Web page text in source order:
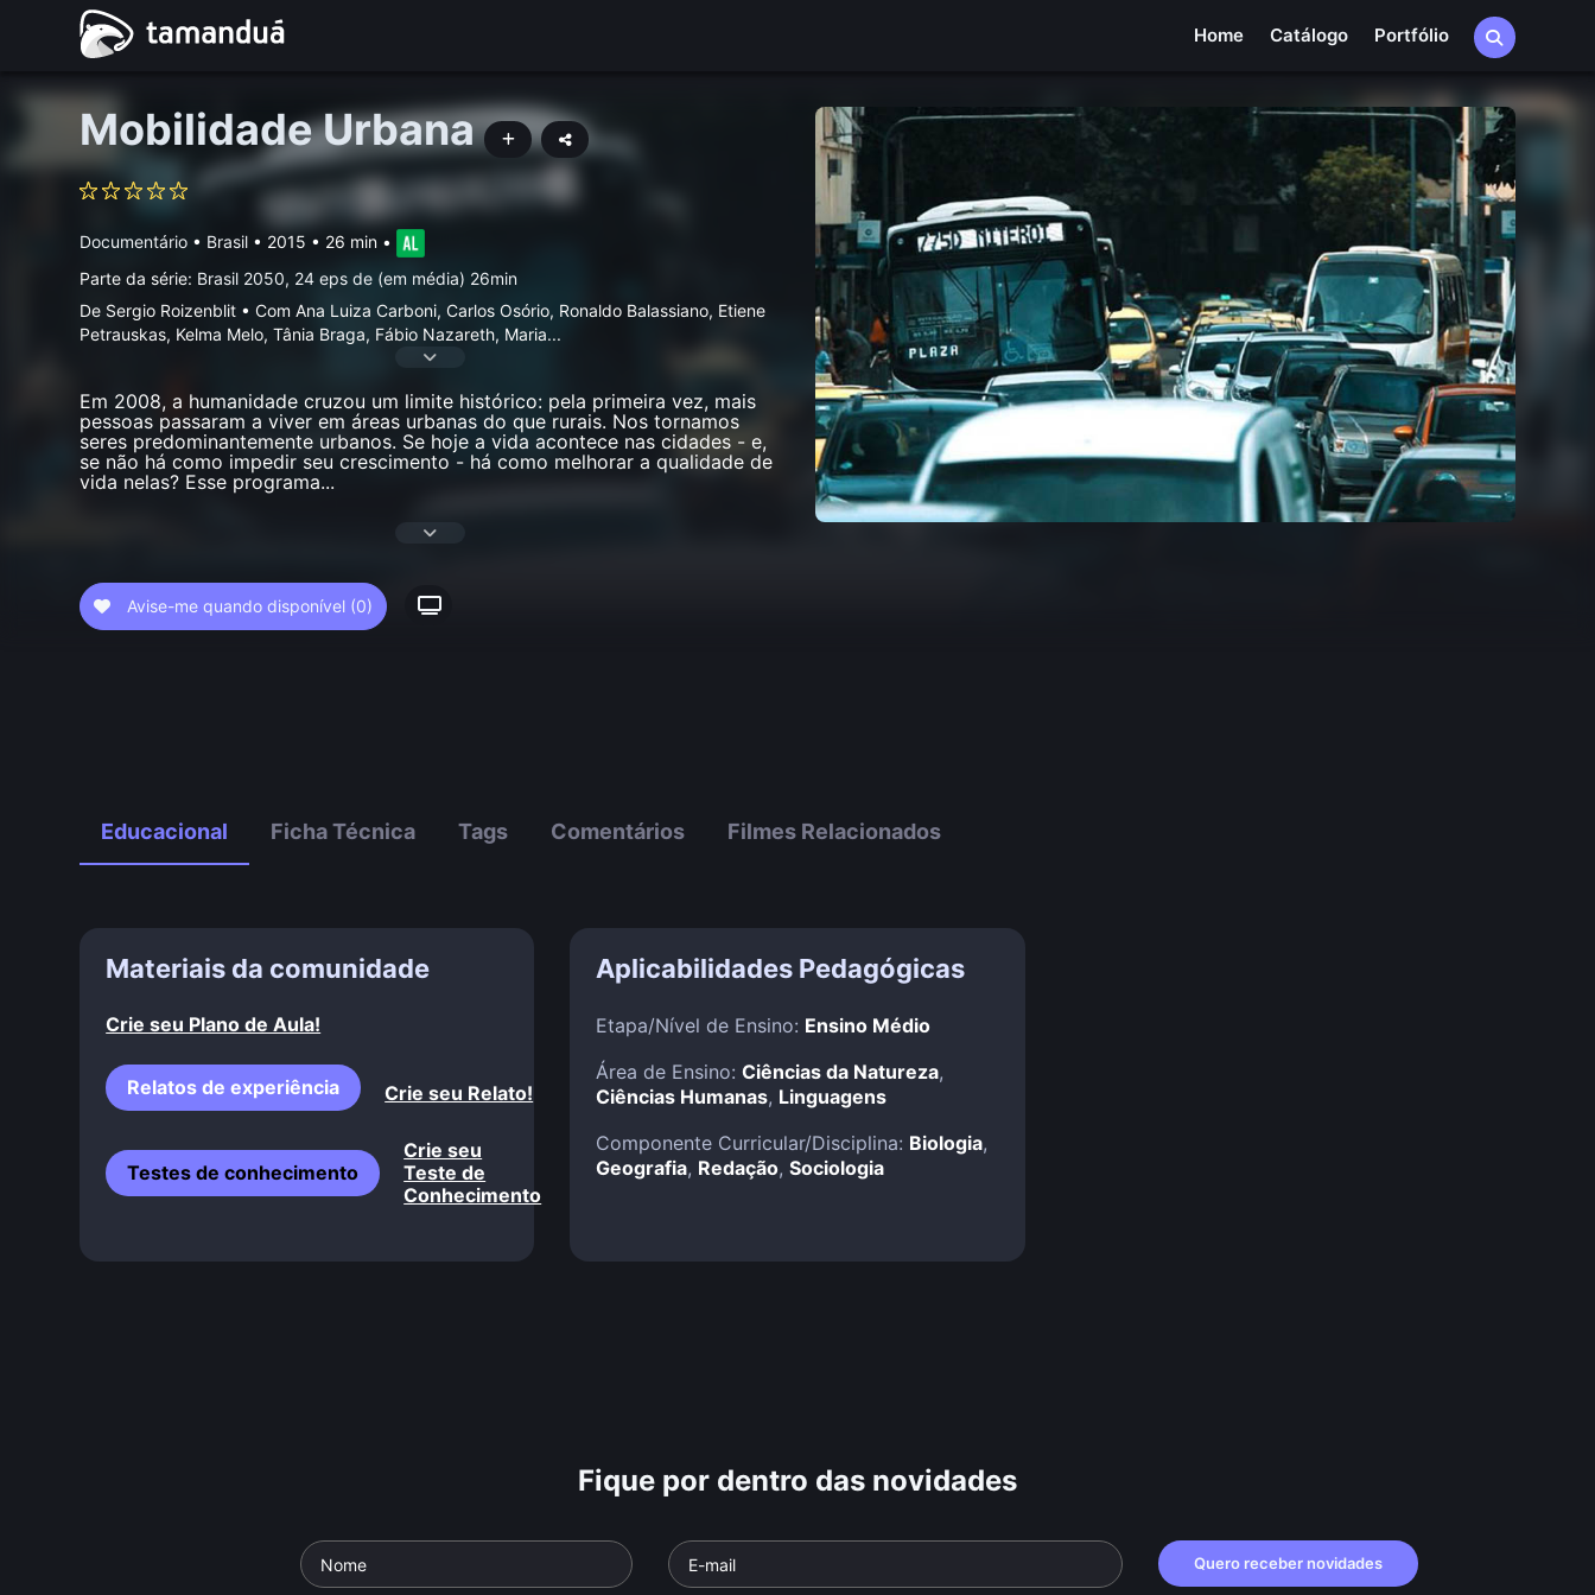
Home Catálogo Portfólio
Mobilidade Urbana
Documentário • Brasil • 2015 • 26 min •
Parte da série: Brasil 2050, 24 eps de (em média) 26min
De Sergio Roizenblit • Com Ana Luiza Carboni, Carlos Osório, Ronaldo Balassiano, Etiene
Petrauskas, Kelma Melo, Tânia Braga, Fábio Nazareth, Maria...
Em 2008, a humanidade cruzou um limite histórico: pela primeira vez, mais
pessoas passaram a viver em áreas urbanas do que rurais. Nos tornamos
seres predominantemente urbanos. Se hoje a vida acontece nas cidades - e,
se não há como impedir seu crescimento - há como melhorar a qualidade de
vida nelas? Esse programa...
Avise-me quando disponível (0)
Educacional Ficha Técnica Tags Comentários Filmes Relacionados
Materiais da comunidade
Crie seu Plano de Aula!
Relatos de experiência Crie seu Relato!
Testes de conhecimento
Crie seu
Teste de
Conhecimento
Aplicabilidades Pedagógicas
Etapa/Nível de Ensino: Ensino Médio
Área de Ensino: Ciências da Natureza,
Ciências Humanas, Linguagens
Componente Curricular/Disciplina: Biologia,
Geografia, Redação,Sociologia
Fique por dentro das novidades
Quero receber novidades